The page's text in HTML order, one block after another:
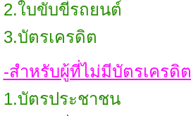
2.ใบขับขี่รถยนต์
3.บัตรเครดิต
-สำหรับผู้ที่ไม่มีบัตรเครดิต
1.บัตรประชาชน